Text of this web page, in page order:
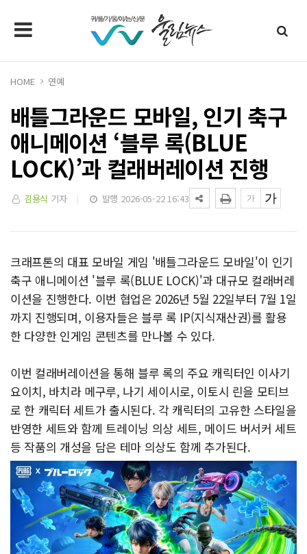
HOME 연예
배틀그라운드 모바일, 인기 축구
애니메이션 ‘블루 록(BLUE
LOCK)’과 컬래버레이션 진행
김용식 기자 발행 2026-05-22 16:43
크래프톤의 대표 모바일 게임 '배틀그라운드 모바일'이 인기
축구 애니메이션 '블루 록(BLUE LOCK)'과 대규모 컬래버레
이션을 진행한다. 이번 협업은 2026년 5월 22일부터 7월 1일
까지 진행되며, 이용자들은 블루 록 IP(지식재산권)를 활용
한 다양한 인게임 콘텐츠를 만나볼 수 있다.
이번 컬래버레이션을 통해 블루 록의 주요 캐릭터인 이사기
요이치, 바치라 메구루, 나기 세이시로, 이토시 린을 모티브
로 한 캐릭터 세트가 출시된다. 각 캐릭터의 고유한 스타일을
반영한 세트와 함께 트레이닝 의상 세트, 메이드 버서커 세트
등 작품의 개성을 담은 테마 의상도 함께 추가된다.